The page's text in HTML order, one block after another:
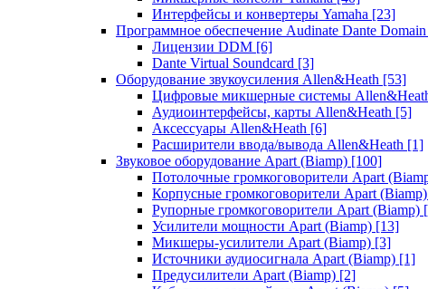
Интерфейсы и конвертеры Yamaha [23]
Программное обеспечение Audinate Dante
Лицензии DDM [6]
Dante Virtual Soundcard [3]
Оборудование звукоусиления Allen&Heath [53]
Цифровые микшерные системы
Аудиоинтерфейсы, карты Allen&Heath [5]
Аксессуары Allen&Heath [6]
Расширители ввода/вывода Allen&Heath [1]
Звуковое оборудование Apart (Biamp) [100]
Потолочные громкоговорители Apart
Корпусные громкоговорители Apart (Biamp)
Рупорные громкоговорители Apart (Biamp)
Усилители мощности Apart (Biamp) [13]
Микшеры-усилители Apart (Biamp) [3]
Источники аудиосигнала Apart (Biamp) [1]
Предусилители Apart (Biamp) [2]